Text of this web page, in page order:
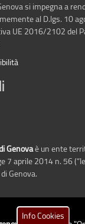
si impegna a
al D.lgs. 10
UE 2016/2102 del
Genovaè un ente
7 aprile 2014 n. 56
Genova.
Info Cookies